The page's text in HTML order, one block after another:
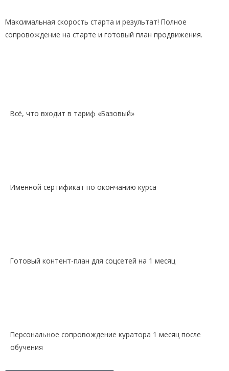
Максимальная скорость старта и результат! Полное
сопровождение на старте и готовый план продвижения.
Всё, что входит в тариф «Базовый»
Именной сертификат по окончанию курса
Готовый контент-план для соцсетей на 1 месяц
Персональное сопровождение куратора 1 месяц после
обучения